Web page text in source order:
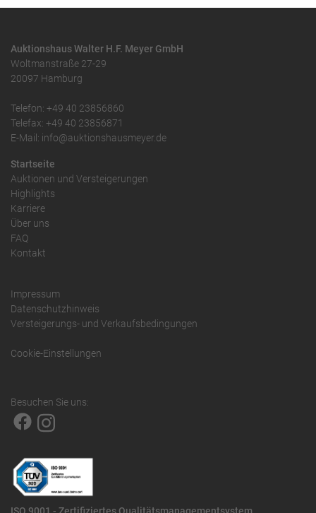
Auktionshaus Walter H.F. Meyer GmbH
Woltmanstraße 27-29
20097 Hamburg
Telefon: +49 40 23856860
Telefax: +49 40 23856871
E-Mail: info@auktionshausmeyer.de
Startseite
Auktionen und Versteigerungen
Highlights
Karriere
Über uns
FAQ
Kontakt
Impressum
Datenschutzhinweis
Versteigerungs- und Verkaufsbedingungen
Cookie-Einstellungen
Besuchen Sie uns: